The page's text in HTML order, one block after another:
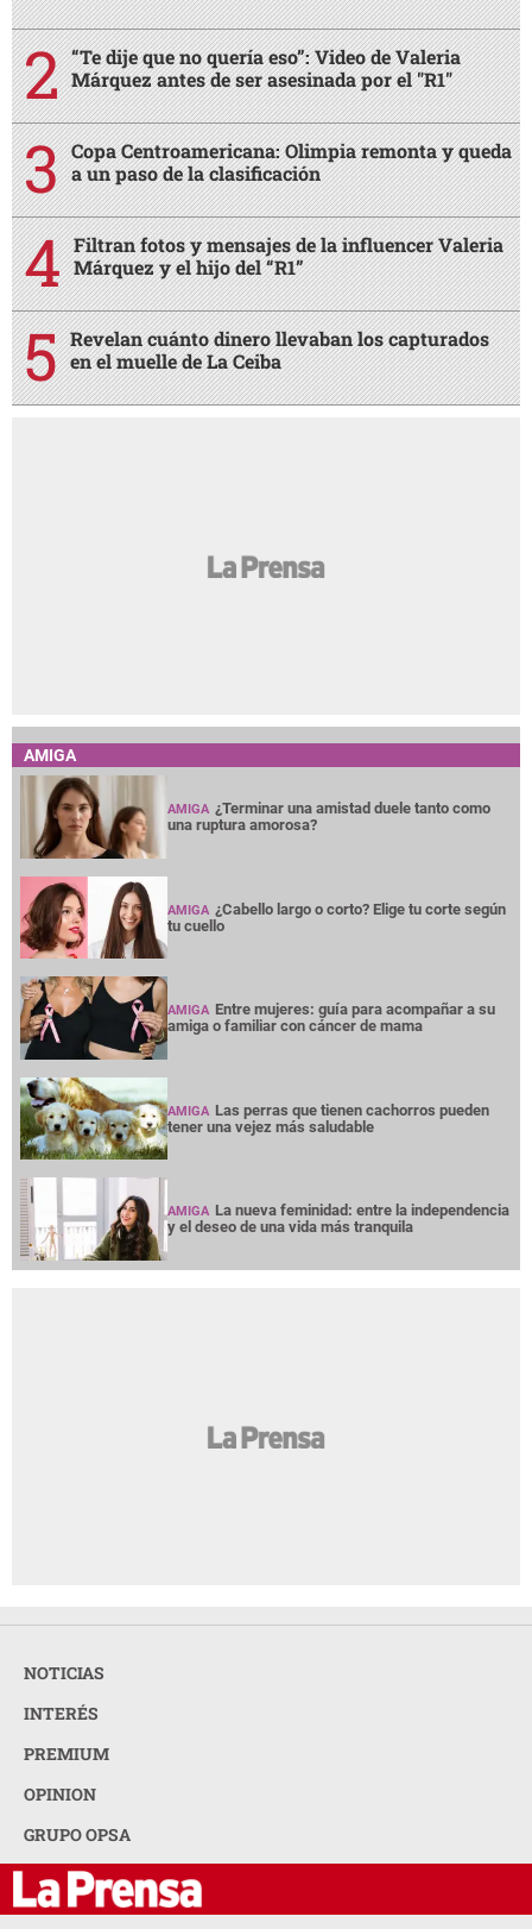
“Te dije que no quería eso”: Video de Valeria
Márquez antes de ser asesinada por el "R1"
Copa Centroamericana: Olimpia remonta y queda
a un paso de la clasificación
Filtran fotos y mensajes de la influencer Valeria
Márquez y el hijo del “R1”
Revelan cuánto dinero llevaban los capturados
en el muelle de La Ceiba
AMIGA
AMIGA ¿Terminar una amistad duele tanto como
una ruptura amorosa?
AMIGA ¿Cabello largo o corto? Elige tu corte según
tu cuello
AMIGA Entre mujeres: guía para acompañar a su
amiga o familiar con cáncer de mama
AMIGA Las perras que tienen cachorros pueden
tener una vejez más saludable
AMIGA La nueva feminidad: entre la independencia
y el deseo de una vida más tranquila
NOTICIAS
INTERÉS
PREMIUM
OPINION
GRUPO OPSA